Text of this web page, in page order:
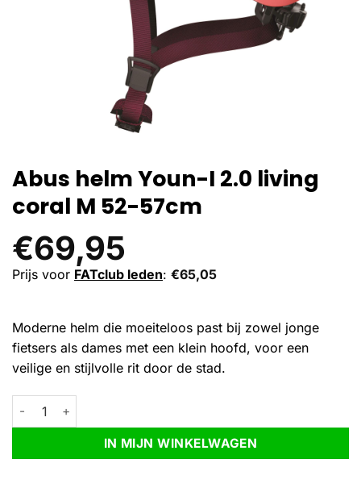
Abus helm Youn-I 2.0 living
coral M 52-57cm
€69,95
Prijs voor FATclub leden: €65,05
Moderne helm die moeiteloos past bij zowel jonge
fietsers als dames met een klein hoofd, voor een
veilige en stijlvolle rit door de stad.
Abus helm Youn-I 2.0 living coral M 52-57cm aantal
IN MIJN WINKELWAGEN
Alternative: